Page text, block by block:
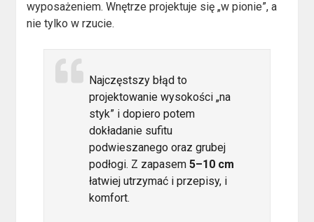
wyposażeniem. Wnętrze projektuje się „w pionie”, a
nie tylko w rzucie.
Najczęstszy błąd to
projektowanie wysokości „na
styk” i dopiero potem
dokładanie sufitu
podwieszanego oraz grubej
podłogi. Z zapasem5–10 cm
łatwiej utrzymać i przepisy, i
komfort.